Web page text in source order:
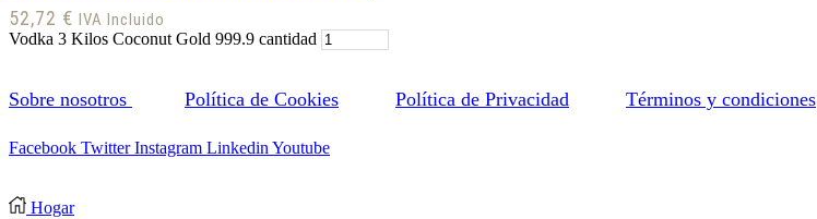
52,72 € IVA Incluido
Vodka 3 Kilos Coconut Gold 999.9 cantidad
Sobre nosotros Política de Cookies Política de Privacidad Términos y condiciones
Facebook Twitter Instagram Linkedin Youtube
Hogar